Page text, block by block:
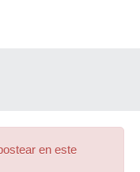
en este